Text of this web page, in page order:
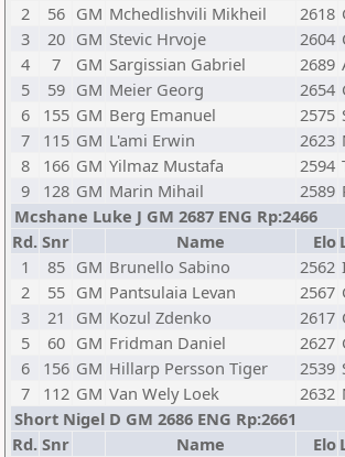
2
56 GM Mchedlishvili Mikheil 2618
3
20 GM Stevic Hrvoje 2604
4
7 GM Sargissian Gabriel 2689
5
59 GM Meier Georg 2654
6
155 GM Berg Emanuel 2575
7
115 GM L'ami Erwin 2623
8
166 GM Yilmaz Mustafa 2594
9
128 GM Marin Mihail 2589
Mcshane Luke J GM 2687 ENG Rp:2466
Rd. Snr Name Elo
1
85 GM Brunello Sabino 2562
2
55 GM Pantsulaia Levan 2567
3
21 GM Kozul Zdenko 2617
5
60 GM Fridman Daniel 2627
6
156 GM Hillarp Persson Tiger 2539
7
112 GM Van Wely Loek 2632
Short Nigel D GM 2686 ENG Rp:2661
Rd. Snr Name Elo